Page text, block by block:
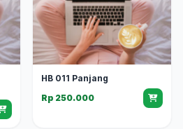
HB 011 Panjang
Rp 250.000